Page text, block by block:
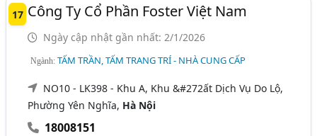
17 Công Ty Cổ Phần Foster Việt Nam
Ngày cập nhật gần nhất: 2/1/2026
Ngành:TẤM TRẦN, TẤM TRANG TRÍ - NHÀ CUNG CẤP
NO10 - LK398 - Khu A, Khu &#272ất Dịch Vụ Do Lộ,
Phường Yên Nghĩa, Hà Nội
18008151